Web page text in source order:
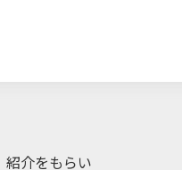
紹介をもらい